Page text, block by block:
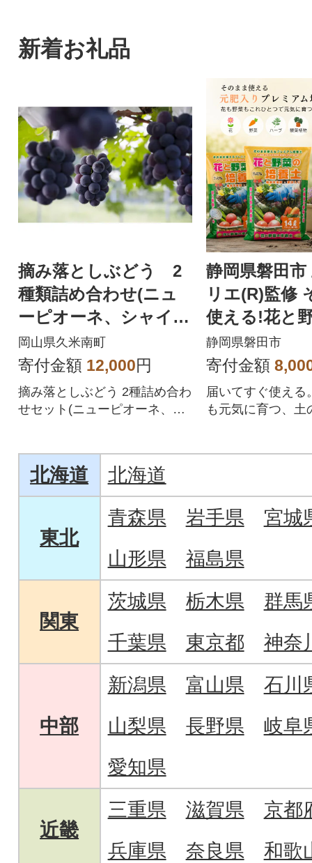
新着お礼品
摘み落としぶどう 2
種類詰め合わせ(ニュ
ーピオーネ、シャイン
マスカット) 1kg
岡山県久米南町
寄付金額 12,000円
摘み落としぶどう 2種詰め合わ
せセット(ニューピオーネ、シ
静岡県磐田
リエ(R)監修
使える!花と
「プレミア
合計28L
静岡県磐田市
寄付金額
届いてすぐ使える
も元気に育つ、土
北海道 北海道
東北
青森県 岩手県
宮城
山形県
福島県
関東
茨城県 栃木県
群馬
千葉県
東京都 神奈
中部
新潟県 富山県
石川
山梨県
長野県
岐阜
愛知県
近畿
三重県 滋賀県
京都
兵庫県
奈良県 和歌